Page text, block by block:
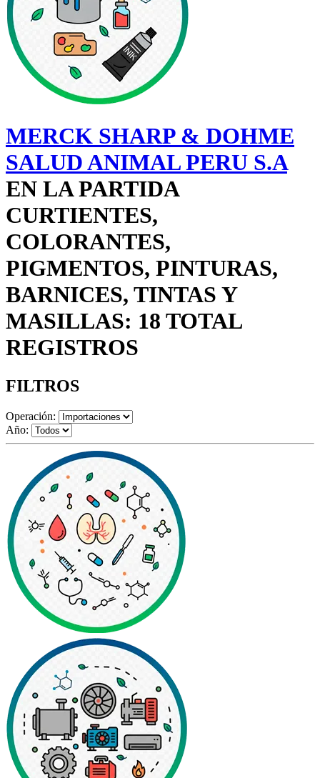
MERCK SHARP & DOHME
SALUD ANIMAL PERU S.A
EN LA PARTIDA
CURTIENTES,
COLORANTES,
PIGMENTOS, PINTURAS,
BARNICES, TINTAS Y
MASILLAS: 18 TOTAL
REGISTROS
FILTROS
Operación:
Año: